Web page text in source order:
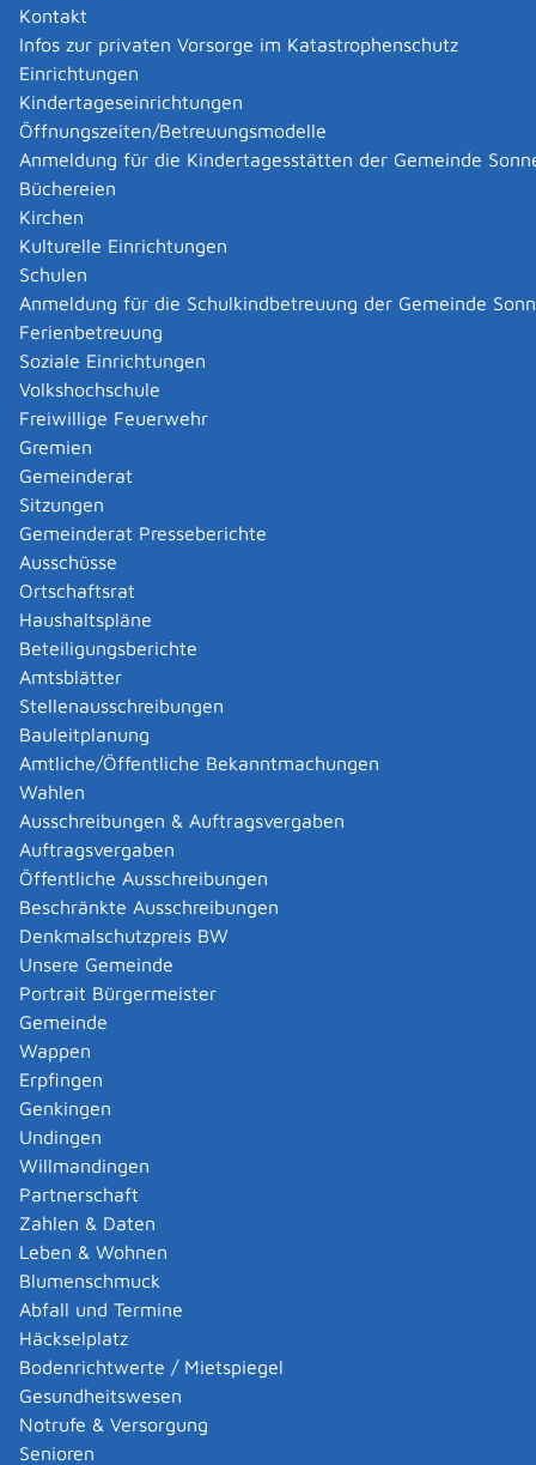
Kontakt
Infos zur privaten Vorsorge im Katastrophenschutz
Einrichtungen
Kindertageseinrichtungen
Öffnungszeiten/Betreuungsmodelle
Anmeldung für die Kindertagesstätten der Gemeinde
Büchereien
Kirchen
Kulturelle Einrichtungen
Schulen
Anmeldung für die Schulkindbetreuung der Gemeinde
Ferienbetreuung
Soziale Einrichtungen
Volkshochschule
Freiwillige Feuerwehr
Gremien
Gemeinderat
Sitzungen
Gemeinderat Presseberichte
Ausschüsse
Ortschaftsrat
Haushaltspläne
Beteiligungsberichte
Amtsblätter
Stellenausschreibungen
Bauleitplanung
Amtliche/Öffentliche Bekanntmachungen
Wahlen
Ausschreibungen & Auftragsvergaben
Auftragsvergaben
Öffentliche Ausschreibungen
Beschränkte Ausschreibungen
Denkmalschutzpreis BW
Unsere Gemeinde
Portrait Bürgermeister
Gemeinde
Wappen
Erpfingen
Genkingen
Undingen
Willmandingen
Partnerschaft
Zahlen & Daten
Leben & Wohnen
Blumenschmuck
Abfall und Termine
Häckselplatz
Bodenrichtwerte / Mietspiegel
Gesundheitswesen
Notrufe & Versorgung
Senioren
Anlässe, bei denen Sie eine Meldebescheinigung
vorlegen müssen,
beispielsweise für:
Aufgebot beim Standesamt
Zulassungsstelle
Banken
Rentenversicherer.
Die Meldebescheinigung gibt Auskunft über Ihre im
Melderegister gespeicherten Daten wie beispielsweise
Familienname, Vornamen, Geburtsdatum, aktuelle
Anschriften.
Zuständige Stelle
die Meldebehörde Ihres Wohnorts
Meldebehörde ist
die Gemeinde-/Stadtverwaltung Ihres Wohnortes
oder
die Verwaltungsgemeinschaft oder die Gemeinde,
die die Aufgaben der Meldebehörde für Ihre
Wohnortgemeinde erfüllt.
Gemeinde Sonnenbühl
Leistungsdetails
Voraussetzungen
keine
Verfahrensablauf
Sie müssen die Meldebescheinigung bei der
zuständigen Stelle beantragen. Der Antrag ist an keine
bestimmte Form gebunden. Sie können ihn daher
schriftlich (auch durch Fax), elektronisch, mündlich
oder zu Protokoll stellen.
Fristen
keine
Erforderliche Unterlagen
Die Meldebehörde kann folgende Unterlagen
verlangen:
Wenn Sie den Antrag persönlich stellen:
Personalausweis oder Reisepass
Wenn Sie den Antrag schriftlich stellen: Kopie Ihres
Personalausweises oder Reisepasses
Wenn Sie den Antrag elektronisch über service-bw
stellen: Personalausweis mit Online-
Ausweisfunktion und AusweisApp